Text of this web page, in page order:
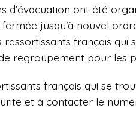
d’évacuation ont été
jusqu’à nouvel
ressortissants français
regroupement pour les
français qui se
et à contacter le